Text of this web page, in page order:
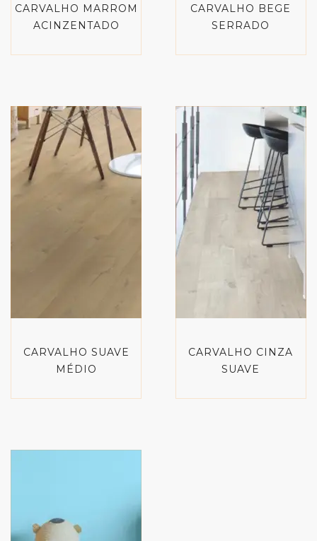
CARVALHO MARROM
ACINZENTADO
CARVALHO BEGE
SERRADO
CARVALHO SUAVE
MÉDIO
CARVALHO CINZA
SUAVE